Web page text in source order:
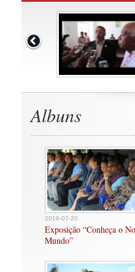
Albuns
2016-07-20
Exposição “Conheça o
Mundo”